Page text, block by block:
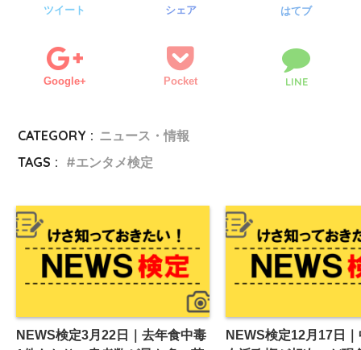
ツイート シェア はてブ
Google+ Pocket LINE
CATEGORY : ニュース・情報
TAGS :
エンタメ検定
NEWS検定3月22日｜去年食中毒
NEWS検定12月17日